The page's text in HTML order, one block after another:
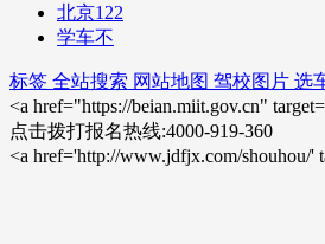
北京122
学车不
标签 全站搜索 网站地图 驾校图片 选
<a href="https://beian.miit.gov.cn"
点击拨打报名热线:4000-919-360
<a href='http://www.jdfjx.com/